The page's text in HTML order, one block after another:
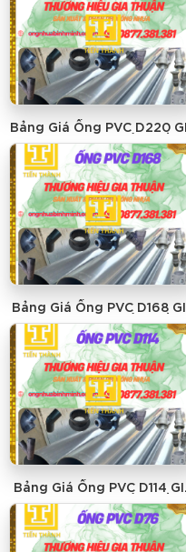
Bảng Giá Ống PVC D220
THUẬN - GIÁ RẺ NHẤT
Bảng Giá Ống PVC D168
THUẬN - GIÁ RẺ NHẤT
Bảng Giá Ống PVC D114
THUẬN - GIÁ RẺ NHẤT